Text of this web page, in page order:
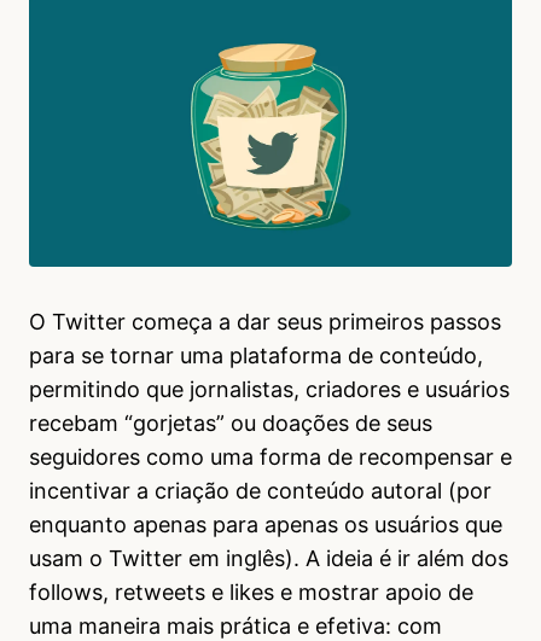
O Twitter começa a dar seus primeiros passos
para se tornar uma plataforma de conteúdo,
permitindo que jornalistas, criadores e usuários
recebam “gorjetas” ou doações de seus
seguidores como uma forma de recompensar e
incentivar a criação de conteúdo autoral (por
enquanto apenas para apenas os usuários que
usam o Twitter em inglês). A ideia é ir além dos
follows, retweets e likes e mostrar apoio de
uma maneira mais prática e efetiva: com